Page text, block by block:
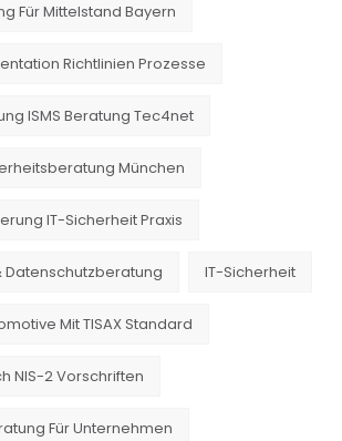
Für Mittelstand Bayern
Richtlinien Prozesse
ISMS Beratung Tec4net
München
IT-Sicherheit Praxis
IT-Sicherheit
Mit TISAX Standard
NIS-2 Vorschriften
Für Unternehmen